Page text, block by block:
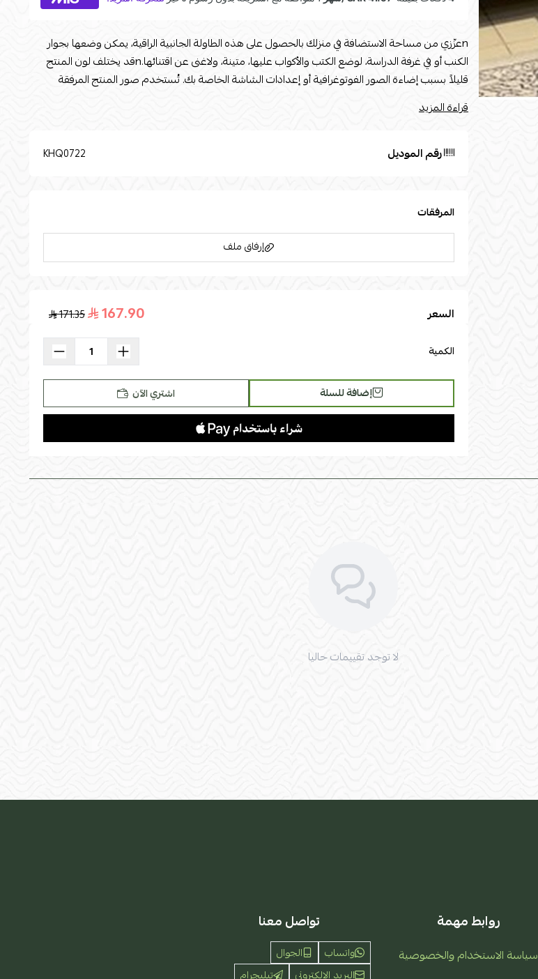
nعزّزي من مساحة الاستضافة في منزلك بالحصول على هذه الطاولة الجانبية الراقية، يمكن وضعها بجوار
الكنب أو في غرفة الدراسة، لوضع الكتب والأكواب عليها، متينة، ولاغنى عن اقتنائها.nقد يختلف لون المنتج
قليلاً بسبب إضاءة الصور الفوتوغرافية أو إعدادات الشاشة الخاصة بك. تُستخدم صور المنتج المرفقة
السطح: خشب n
قراءة المزيد
رقم الموديل KHQ0722
المرفقات
إرفاق ملف
السعر 167.90
171.35
الكمية
إضافة للسلة اشتري الآن
لا توجد تقييمات حاليا
روابط مهمة
سياسة الاستخدام والخصوصية
تواصل معنا
واتساب
الجوال
البريد الإلكتروني
تيليجرام